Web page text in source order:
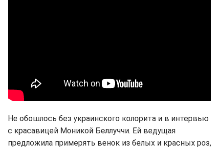
Не обошлось без украинского колорита и в интервью
с красавицей Моникой Беллуччи. Ей ведущая
предложила примерять венок из белых и красных роз,